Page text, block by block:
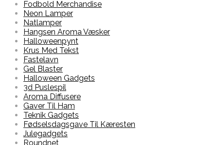
Fodbold Merchandise
Neon Lamper
Natlamper
Hangsen Aroma Væsker
Halloweenpynt
Krus Med Tekst
Fastelavn
Gel Blaster
Halloween Gadgets
3d Puslespil
Aroma Diffusere
Gaver Til Ham
Teknik Gadgets
Fødselsdagsgave Til Kæresten
Julegadgets
Roundnet